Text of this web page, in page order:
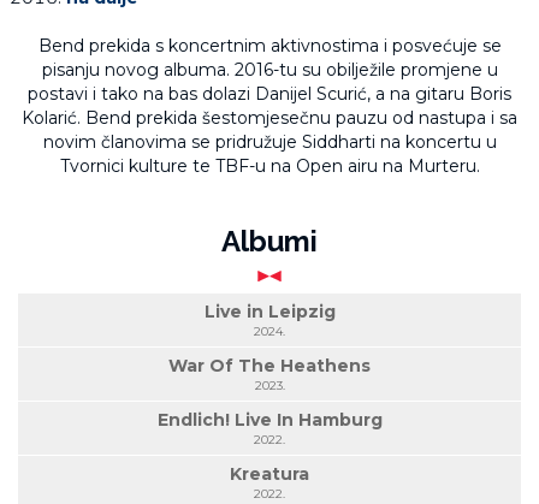
Bend prekida s koncertnim aktivnostima i posvećuje se
pisanju novog albuma. 2016-tu su obilježile promjene u
postavi i tako na bas dolazi Danijel Scurić, a na gitaru Boris
Kolarić. Bend prekida šestomjesečnu pauzu od nastupa i sa
novim članovima se pridružuje Siddharti na koncertu u
Tvornici kulture te TBF-u na Open airu na Murteru.
Albumi
Live in Leipzig
2024.
War Of The Heathens
2023.
Endlich! Live In Hamburg
2022.
Kreatura
2022.